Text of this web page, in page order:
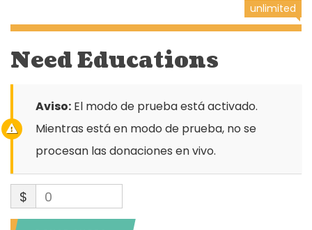
unlimited
Need Educations
Aviso: El modo de prueba está activado.
Mientras está en modo de prueba, no se
procesan las donaciones en vivo.
$ 0